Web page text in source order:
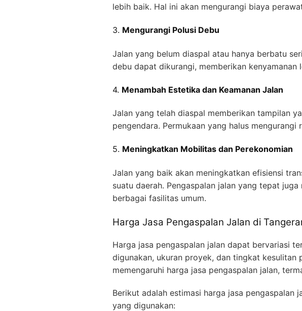
lebih baik. Hal ini akan mengurangi biaya
3. Mengurangi Polusi Debu
Jalan yang belum diaspal atau hanya berbatu
debu dapat dikurangi, memberikan
4. Menambah Estetika dan Keamanan Jalan
Jalan yang telah diaspal memberikan tampilan
pengendara. Permukaan yang halus
5. Meningkatkan Mobilitas dan Perekonomian
Jalan yang baik akan meningkatkan efisiensi
suatu daerah. Pengaspalan jalan yang tepat
berbagai fasilitas umum.
Harga Jasa Pengaspalan Jalan di
Harga jasa pengaspalan jalan dapat bervariasi
digunakan, ukuran proyek, dan tingkat
memengaruhi harga jasa pengaspalan jalan,
Berikut adalah estimasi harga jasa pengaspalan
yang digunakan: